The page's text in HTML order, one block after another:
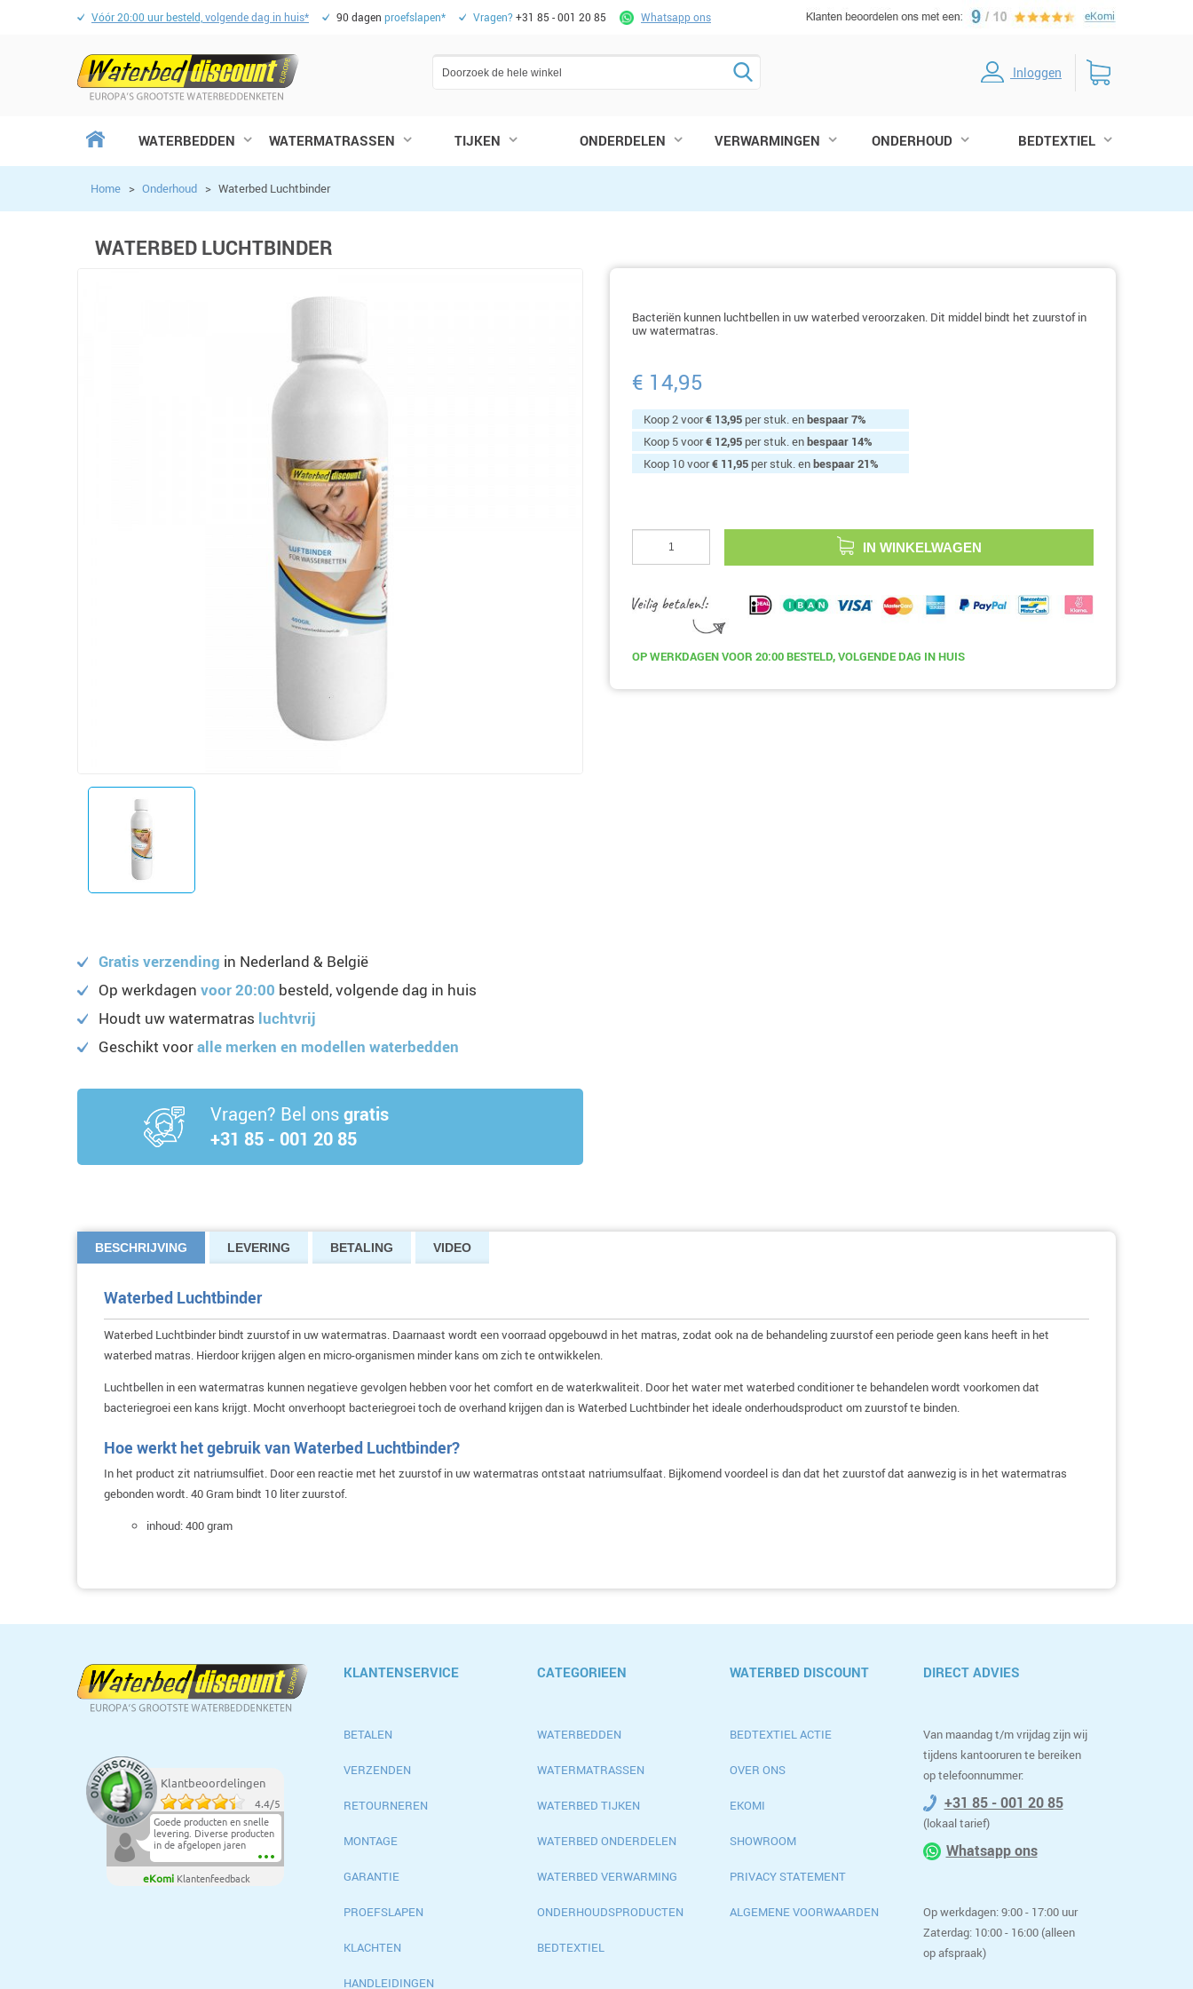
Vóór 20:00 uur besteld, volgende dag in huis* 90 dagen proefslapen* Vragen?+31 85 - 001 20 85 Whatsapp ons
Inloggen
WATERBEDDEN WATERMATRASSEN TIJKEN ONDERDELEN VERWARMINGEN ONDERHOUD BEDTEXTIEL
Home > Onderhoud > Waterbed Luchtbinder
WATERBED LUCHTBINDER
Gratis verzending in Nederland & België
Op werkdagen voor 20:00 besteld, volgende dag in huis
Houdt uw watermatras luchtvrij
Geschikt vooralle merken en modellen waterbedden
Vragen? Bel onsgratis
+31 85 - 001 20 85
Bacteriën kunnen luchtbellen in uw waterbed veroorzaken. Dit middel bindt het zuurstof in
uw watermatras.
€ 14,95
Koop 2 voor€ 13,95 per stuk. enbespaar7%
Koop 5 voor€ 12,95 per stuk. enbespaar 14%
Koop 10 voor€ 11,95 per stuk. enbespaar21%
IN WINKELWAGEN
OP WERKDAGENVOOR 20:00BESTELD, VOLGENDE DAG IN HUIS
BESCHRIJVING LEVERING BETALING VIDEO
Waterbed Luchtbinder
Waterbed Luchtbinder bindt zuurstof in uw watermatras. Daarnaast wordt een voorraad opgebouwd in het matras, zodat ook na de behandeling zuurstof een periode geen kans heeft in het
waterbed matras. Hierdoor krijgen algen en micro-organismen minder kans om zich te ontwikkelen.
Luchtbellen in een watermatras kunnen negatieve gevolgen hebben voor het comfort en de waterkwaliteit. Door het water met waterbed conditioner te behandelen wordt voorkomen dat
bacteriegroei een kans krijgt. Mocht onverhoopt bacteriegroei toch de overhand krijgen dan is Waterbed Luchtbinder het ideale onderhoudsproduct om zuurstof te binden.
Hoe werkt het gebruik van Waterbed Luchtbinder?
In het product zit natriumsulfiet. Door een reactie met het zuurstof in uw watermatras ontstaat natriumsulfaat. Bijkomend voordeel is dan dat het zuurstof dat aanwezig is in het watermatras
gebonden wordt. 40 Gram bindt 10 liter zuurstof.
inhoud: 400 gram
Klantbeoordelingen
4.4/5
Goede producten en snelle
levering. Diverse producten
in de afgelopen jaren
netjes afgeleverd.Top.
eKomi Klantenfeedback
KLANTENSERVICE
BETALEN
VERZENDEN
RETOURNEREN
MONTAGE
GARANTIE
PROEFSLAPEN
KLACHTEN
HANDLEIDINGEN
CATEGORIEEN
WATERBEDDEN
WATERMATRASSEN
WATERBED TIJKEN
WATERBED ONDERDELEN
WATERBED VERWARMING
ONDERHOUDSPRODUCTEN
BEDTEXTIEL
WATERBED DISCOUNT
BEDTEXTIEL ACTIE
OVER ONS
EKOMI
SHOWROOM
PRIVACY STATEMENT
ALGEMENE VOORWAARDEN
DIRECT ADVIES
Van maandag t/m vrijdag zijn wij
tijdens kantooruren te bereiken
op telefoonnummer:
+31 85 - 001 20 85
(lokaal tarief)
Whatsapp ons
Op werkdagen: 9:00 - 17:00 uur
Zaterdag: 10:00 - 16:00 (alleen
op afspraak)